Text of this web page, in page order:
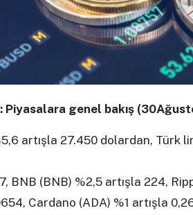
genel bakış
artışla 27.450 dolardan, Türk
BNB (BNB) %2,5 artışla 224,
Cardano (ADA) %1 artışla